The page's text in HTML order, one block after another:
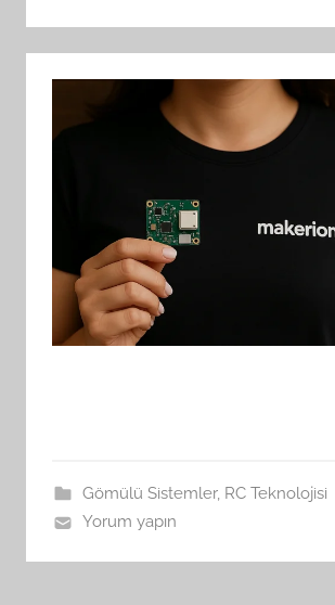
Gömülü Sistemler, RC Teknolojisi
Yorum yapın